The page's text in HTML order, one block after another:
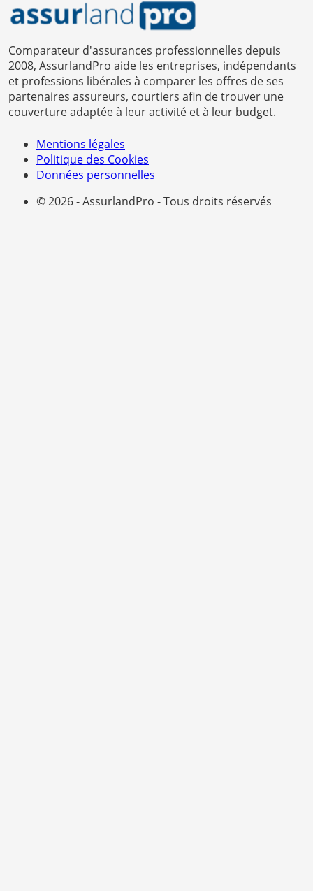
Comparateur d'assurances professionnelles depuis
2008, AssurlandPro aide les entreprises, indépendants
et professions libérales à comparer les offres de ses
partenaires assureurs, courtiers afin de trouver une
couverture adaptée à leur activité et à leur budget.
Mentions légales
Politique des Cookies
Données personnelles
© 2026 - AssurlandPro - Tous droits réservés